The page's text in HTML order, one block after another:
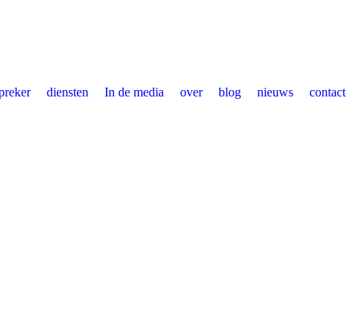
diensten In de media over blog nieuws contact